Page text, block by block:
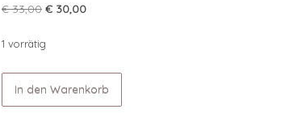
€33,00 Ursprünglicher
war:
€ 30,00Aktueller
1 vorrätig
Chaga
Extrakt
In den Warenkorb